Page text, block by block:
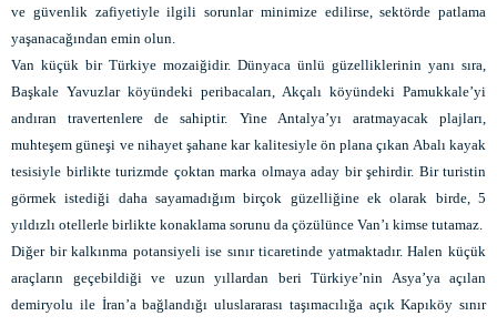
ve güvenlik zafiyetiyle ilgili sorunlar minimize edilirse, sektörde patlama
yaşanacağından emin olun.
Van küçük bir Türkiye mozaiğidir. Dünyaca ünlü güzelliklerinin yanı sıra,
Başkale Yavuzlar köyündeki peribacaları, Akçalı köyündeki Pamukkale’yi
andıran travertenlere de sahiptir. Yine Antalya’yı aratmayacak plajları,
muhteşem güneşi ve nihayet şahane kar kalitesiyle ön plana çıkan Abalı kayak
tesisiyle birlikte turizmde çoktan marka olmaya aday bir şehirdir. Bir turistin
görmek istediği daha sayamadığım birçok güzelliğine ek olarak birde, 5
yıldızlı otellerle birlikte konaklama sorunu da çözülünce Van’ı kimse tutamaz.
Diğer bir kalkınma potansiyeli ise sınır ticaretinde yatmaktadır. Halen küçük
araçların geçebildiği ve uzun yıllardan beri Türkiye’nin Asya’ya açılan
demiryolu ile İran’a bağlandığı uluslararası taşımacılığa açık Kapıköy sınır